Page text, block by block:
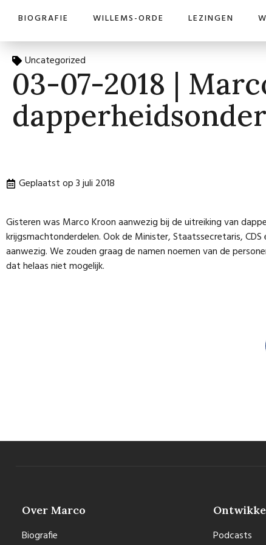
BIOGRAFIE WILLEMS-ORDE LEZINGEN
Uncategorized
03-07-2018 |
Geplaatst op3 juli 2018
Gisteren was Marco Kroon aanwezig bij de uitreiking van
krijgsmachtonderdelen. Ook de Minister, Staatssecretaris,
aanwezig. We zouden graag de namen noemen van de
dat helaas niet mogelijk.
Over Marco
Biografie Podcasts